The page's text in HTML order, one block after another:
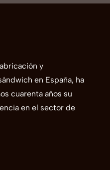
y
en España, ha
cuarenta años su
en el sector de